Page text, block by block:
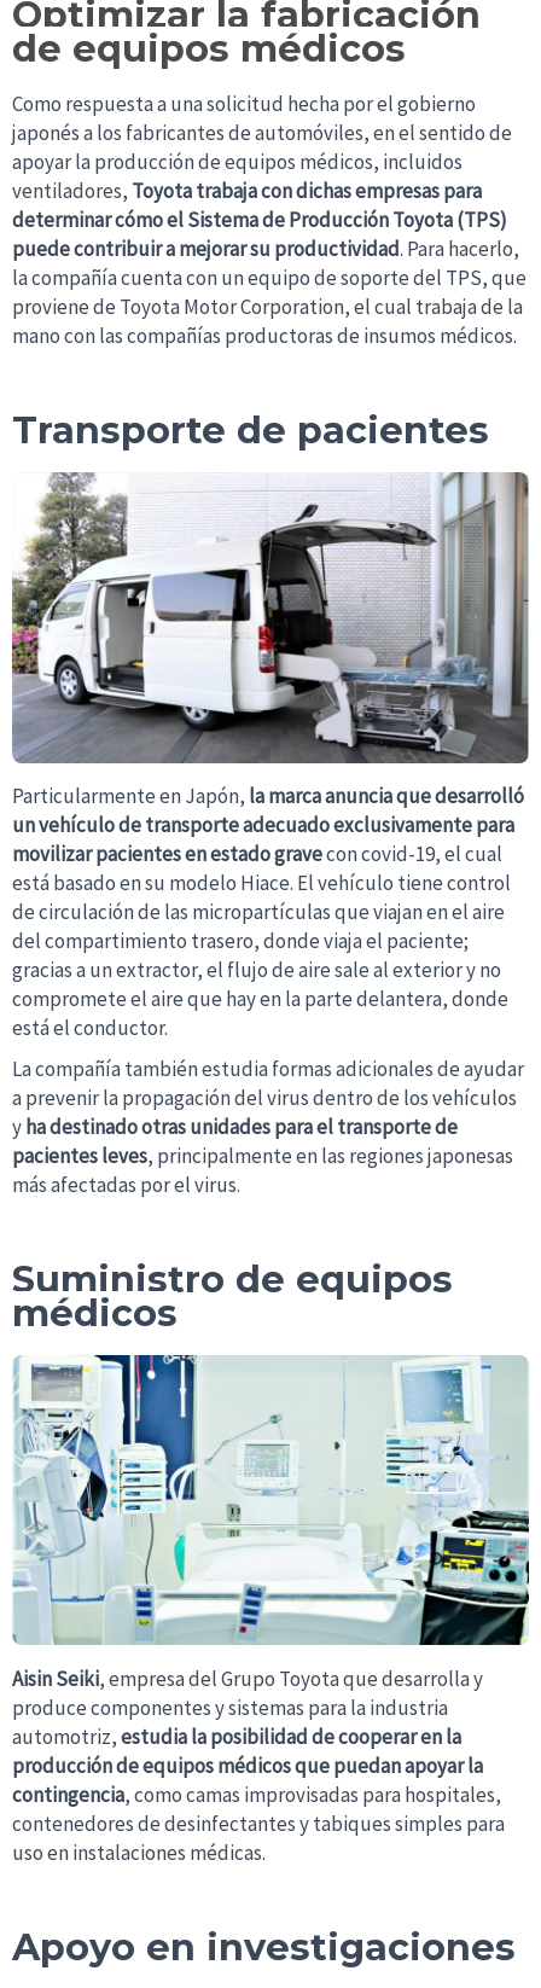
Optimizar la fabricación
de equipos médicos
Como respuesta a una solicitud hecha por el gobierno
japonés a los fabricantes de automóviles, en el sentido de
apoyar la producción de equipos médicos, incluidos
ventiladores, Toyota trabaja con dichas empresas para
determinar cómo el Sistema de Producción Toyota (TPS)
puede contribuir a mejorar su productividad. Para hacerlo,
la compañía cuenta con un equipo de soporte del TPS, que
proviene de Toyota Motor Corporation, el cual trabaja de la
mano con las compañías productoras de insumos médicos.
Transporte de pacientes
Particularmente en Japón, la marca anuncia que desarrolló
un vehículo de transporte adecuado exclusivamente para
movilizar pacientes en estado gravecon covid-19, el cual
está basado en su modelo Hiace. El vehículo tiene control
de circulación de las micropartículas que viajan en el aire
del compartimiento trasero, donde viaja el paciente;
gracias a un extractor, el flujo de aire sale al exterior y no
compromete el aire que hay en la parte delantera, donde
está el conductor.
La compañía también estudia formas adicionales de ayudar
a prevenir la propagación del virus dentro de los vehículos
y ha destinado otras unidades para el transporte de
pacientes leves, principalmente en las regiones japonesas
más afectadas por el virus.
Suministro de equipos
médicos
Aisin Seiki, empresa del Grupo Toyota que desarrolla y
produce componentes y sistemas para la industria
automotriz,estudia la posibilidad de cooperar en la
producción de equipos médicos que puedan apoyar la
contingencia, como camas improvisadas para hospitales,
contenedores de desinfectantes y tabiques simples para
uso en instalaciones médicas.
Apoyo en investigaciones